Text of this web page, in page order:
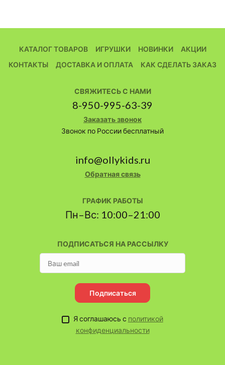
КАТАЛОГ ТОВАРОВ ИГРУШКИ НОВИНКИ
АКЦИИ
КОНТАКТЫ
ДОСТАВКА И ОПЛАТА КАК СДЕЛАТЬ ЗАКАЗ
ПОДПИСАТЬСЯ НА РАССЫЛКУ
Подписаться
Я соглашаюсь с политикой
конфиденциальности
СВЯЖИТЕСЬ С НАМИ
8-950-995-63-39
Заказать звонок
Звонок по России бесплатный
info@ollykids.ru
Обратная связь
ГРАФИК РАБОТЫ
Пн–Вс: 10:00–21:00